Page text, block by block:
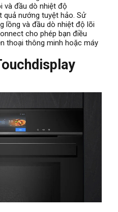
và đầu dò nhiệt độ
nướng tuyệt hảo. Sử
lồng và đầu dò nhiệt độ lõi
cho phép bạn điều
thoại thông minh hoặc máy